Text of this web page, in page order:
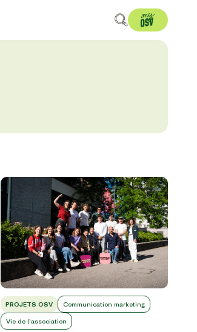
PROJETS OSV Communication marketing
Vie de l'association